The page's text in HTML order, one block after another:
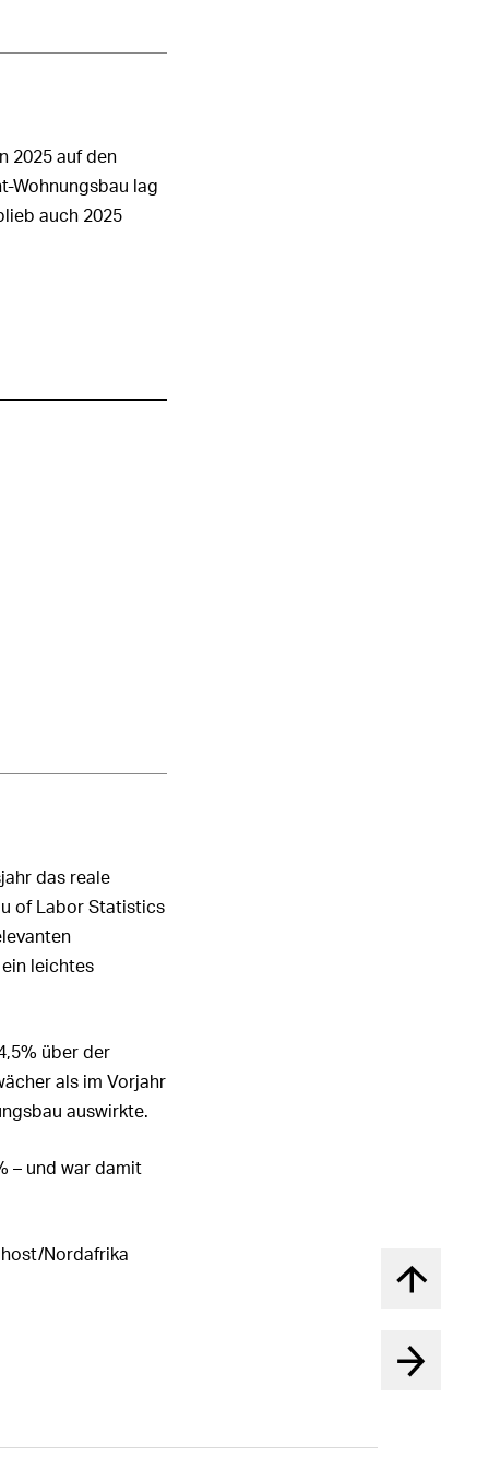
2025 auf den
Wohnungsbau lag
auch 2025
das reale
of Labor Statistics
leichtes
über der
als im Vorjahr
auswirkte.
– und war damit
Nordafrika
Nach